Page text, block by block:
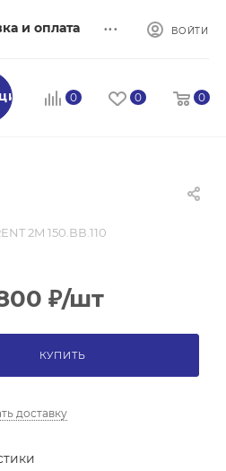
и оплата ... ВОЙТИ
0 0 0
2M 150.ВВ.110
₽/шт
КУПИТЬ
доставку